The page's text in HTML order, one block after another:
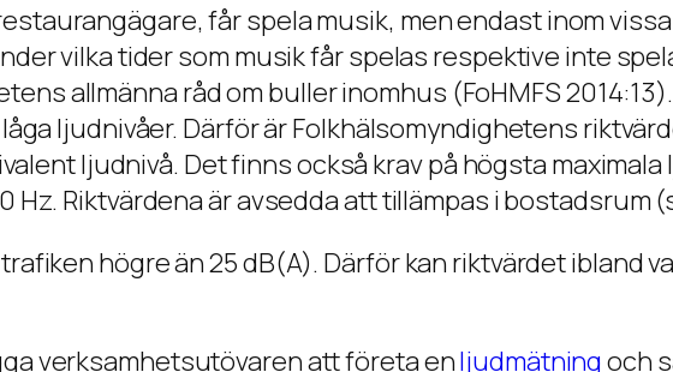
får spela musik, men endast inom
vilka tider som musik får spelas respektive inte
allmänna råd om buller inomhus (FoHMFS
ljudnivåer. Därför är Folkhälsomyndighetens
ljudnivå. Det finns också krav på högsta
Hz. Riktvärdena är avsedda att tillämpas i bostadsrum
högre än 25 dB(A). Därför kan riktvärdet ibland
verksamhetsutövaren att företa enljudmätningoch